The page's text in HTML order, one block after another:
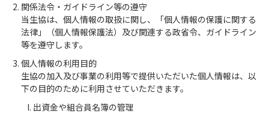
関係法令・ガイドライン等の遵守
当生協は、個人情報の取扱に関し、「個人情報の保護に関する
法律」（個人情報保護法）及び関連する政省令、ガイドライン
等を遵守します。
個人情報の利用目的
生協の加入及び事業の利用等で提供いただいた個人情報は、以
下の目的のために利用させていただきます。
出資金や組合員名簿の管理